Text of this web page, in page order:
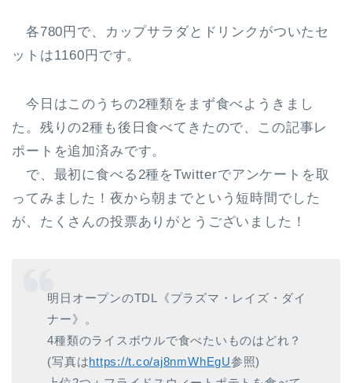
各780円 で、カップサラダとドリンクがついた セ
ットは1160円 です。
今日はこのうちの2種類をまず食べようきまし
た。残りの2種も後日食べてきたので、この記事レ
ポートを追加済みです。
で、最初に食べる2種をTwitterでアンケートを取
ってみました！夜から朝までという短時間でした
が、たくさんの投票ありがとうございました！
明日オープンのTDL《プラズマ・レイズ・ダイ
ナー》。
4種類のライスボウルで食べたいものはどれ？
(写真はhttps://t.co/aj8nmWhEgU参照)